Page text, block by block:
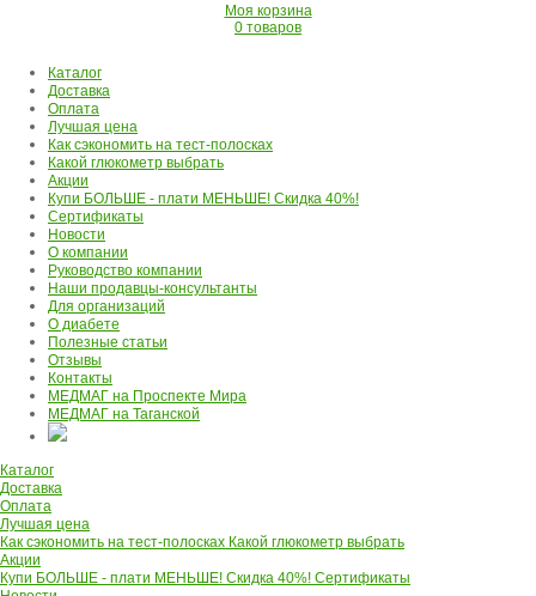
Моя корзина
0 товаров
Каталог
Доставка
Оплата
Лучшая цена
Как сэкономить на тест-полосках
Какой глюкометр выбрать
Акции
Купи БОЛЬШЕ - плати МЕНЬШЕ! Скидка 40%!
Сертификаты
Новости
О компании
Руководство компании
Наши продавцы-консультанты
Для организаций
О диабете
Полезные статьи
Отзывы
Контакты
МЕДМАГ на Проспекте Мира
МЕДМАГ на Таганской
Каталог
Доставка
Оплата
Лучшая цена
Как сэкономить на тест-полосках Какой глюкометр выбрать
Акции
Купи БОЛЬШЕ - плати МЕНЬШЕ! Скидка 40%! Сертификаты